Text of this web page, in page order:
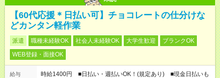
【60代応援＊日払い可】チョコレートの仕分けな
どカンタン軽作業
派遣 職種未経験OK 社会人未経験OK 大学生歓迎
ブランクOK
WEB登録・面接OK
給与
時給1400円 ■日払い・週払いOK！(規定あり) ■現金日払いも